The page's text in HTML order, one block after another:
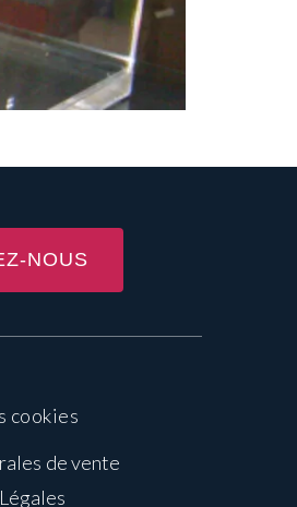
NOUS
cookies
de vente